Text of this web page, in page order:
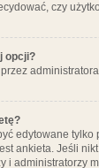
czy
opcji?
edytowane
ankieta. Jeśli
i administratorzy